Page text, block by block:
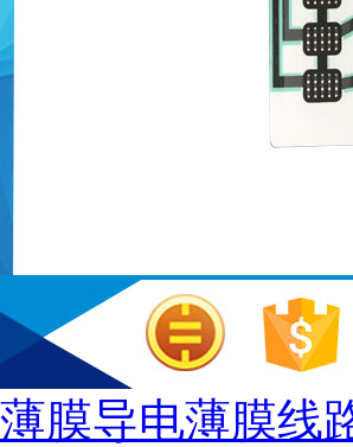
薄膜导电薄膜线